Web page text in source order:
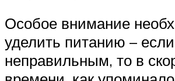
Особое внимание
уделить питанию –
неправильным, то в